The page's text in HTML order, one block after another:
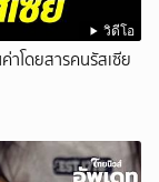
วิดีโอ
าโดยสารคนรัสเซีย